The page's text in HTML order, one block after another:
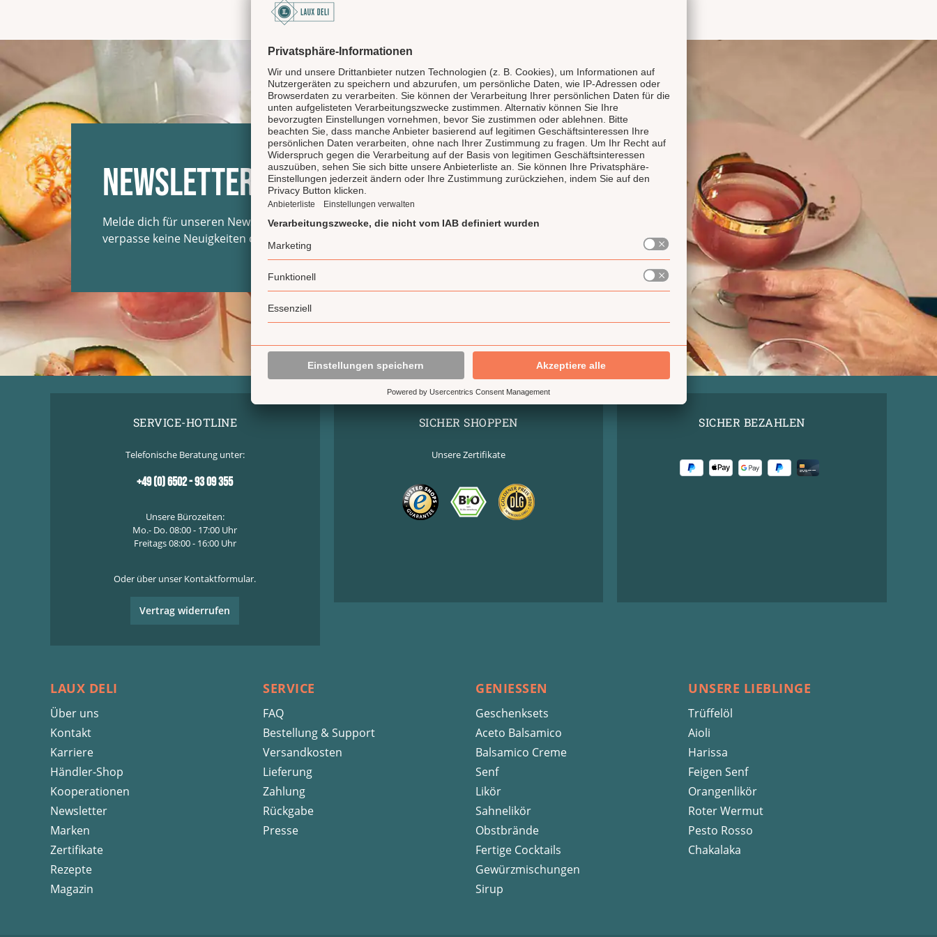
ein cremig-zarter
Newsletter
Melde dich für unseren Newsletter an und
verpasse keine Neuigkeiten oder Aktion mehr!
SERVICE-HOTLINE
Telefonische Beratung unter:
+49 (0) 6502 - 93 09 355
Unsere Bürozeiten:
Mo.- Do. 08:00 - 17:00 Uhr
Freitags 08:00 - 16:00 Uhr
Oder über unser Kontaktformular.
Vertrag widerrufen
SICHER SHOPPEN
Unsere Zertifikate
SICHER BEZAHLEN
LAUX DELI
Über uns
Kontakt
Karriere
Händler-Shop
Kooperationen
Newsletter
Marken
Zertifikate
Rezepte
Magazin
SERVICE
FAQ
Bestellung & Support
Versandkosten
Lieferung
Zahlung
Rückgabe
Presse
GENIESSEN
Geschenksets
Aceto Balsamico
Balsamico Creme
Senf
Likör
Sahnelikör
Obstbrände
Fertige Cocktails
Gewürzmischungen
Sirup
UNSERE LIEBLINGE
Trüffelöl
Aioli
Harissa
Feigen Senf
Orangenlikör
Roter Wermut
Pesto Rosso
Chakalaka